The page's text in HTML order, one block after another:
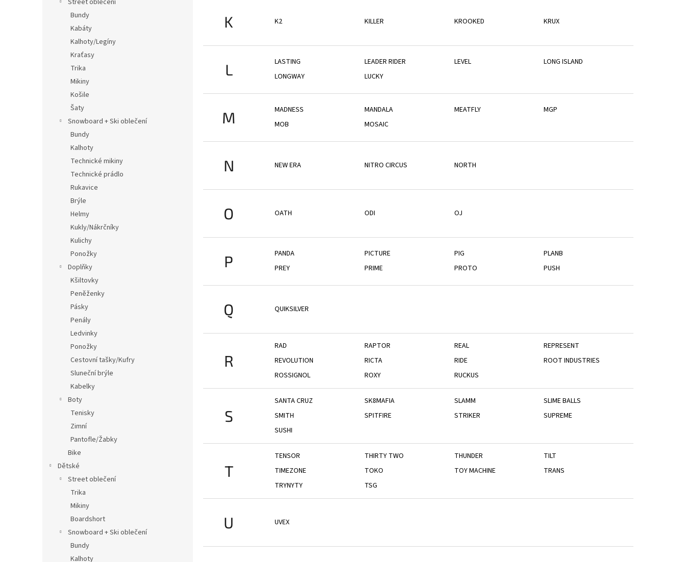
Street oblečení
Bundy
Kabáty
Kalhoty/Legíny
Kraťasy
Trika
Mikiny
Košile
Šaty
Snowboard + Ski oblečení
Bundy
Kalhoty
Technické mikiny
Technické prádlo
Rukavice
Brýle
Helmy
Kukly/Nákrčníky
Kulichy
Ponožky
Doplňky
Kšiltovky
Peněženky
Pásky
Penály
Ledvinky
Ponožky
Cestovní tašky/Kufry
Sluneční brýle
Kabelky
Boty
Tenisky
Zimní
Pantofle/Žabky
Bike
Dětské
Street oblečení
Trika
Mikiny
Boardshort
Snowboard + Ski oblečení
Bundy
Kalhoty
K K2 KILLER KROOKED KRUX
L LASTING LEADER RIDER LEVEL
LONG ISLAND
LONGWAY
LUCKY
M MADNESS MANDALA MEATFLY
MGP
MOB
MOSAIC
N NEW ERA NITRO CIRCUS NORTH
O OATH ODI OJ
P PANDA PICTURE PIG
PLANB
PREY
PRIME PROTO PUSH
Q QUIKSILVER
R
RAD RAPTOR REAL
REPRESENT
REVOLUTION
RICTA RIDE
ROOT INDUSTRIES
ROSSIGNOL
ROXY RUCKUS
S
SANTA CRUZ SK8MAFIA SLAMM
SLIME BALLS
SMITH
SPITFIRE STRIKER
SUPREME
SUSHI
T
TENSOR THIRTY TWO THUNDER
TILT
TIMEZONE
TOKO TOY MACHINE
TRANS
TRYNYTY
TSG
U UVEX